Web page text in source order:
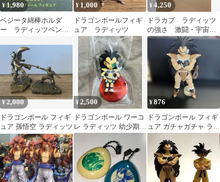
¥1,980
ベジータ綿棒ホルダ
ー ラディッツペンス
ツールフィギュア
¥ 1,000
ドラゴンボールフィギ
ュア ラディッツ
¥4,250
ドラカプ ラディッツ
の強さ 激闘・宇宙一
の強戦士 サイヤ人
編 ボーナスパーツ付
き
¥2,000
ドラゴンボール フィギ
ュア 孫悟空 ラディッツ
¥2,500
ドラゴンボール ワーコ
レ ラディッツ 幼少期
フィギュア
¥876
ドラゴンボール フィギ
ュア ガチャガチャ ラデ
ィッツ 当時物